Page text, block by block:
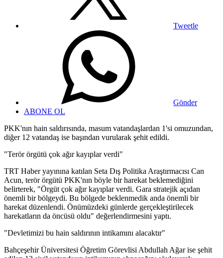
Tweetle
Gönder
ABONE OL
PKK'nın hain saldırısında, masum vatandaşlardan 1'si omuzundan,
diğer 12 vatandaş ise başından vurularak şehit edildi.
"Terör örgütü çok ağır kayıplar verdi"
TRT Haber yayınına katılan Seta Dış Politika Araştırmacısı Can
Acun, terör örgütü PKK'nın böyle bir harekat beklemediğini
belirterek, "Örgüt çok ağır kayıplar verdi. Gara stratejik açıdan
önemli bir bölgeydi. Bu bölgede beklenmedik anda önemli bir
harekat düzenlendi. Önümüzdeki günlerde gerçekleştirilecek
harekatların da öncüsü oldu" değerlendirmesini yaptı.
"Devletimizi bu hain saldırının intikamını alacaktır"
Bahçeşehir Üniversitesi Öğretim Görevlisi Abdullah Ağar ise şehit